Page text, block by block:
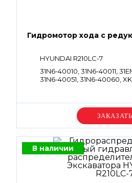
Гидромотор хода с
HYUNDAI R210LC-7
31N6-40010, 31N6-40011,
31N6-40051, 31N6-40060,
Уточняйте
В наличии